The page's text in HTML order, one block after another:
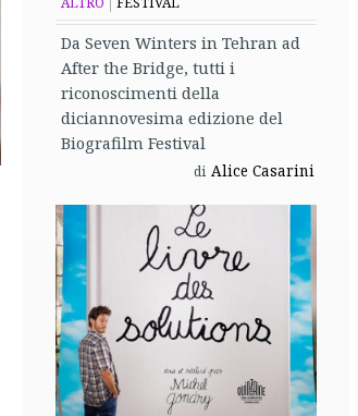
Da Seven Winters in Tehran ad
After the Bridge, tutti i
riconoscimenti della
diciannovesima edizione del
Biografilm Festival
di Alice Casarini